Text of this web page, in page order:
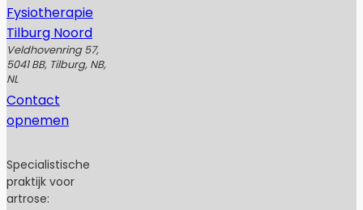
Fysiotherapie
Tilburg Noord
Veldhovenring 57,
5041 BB, Tilburg, NB,
NL
Contact
opnemen
Specialistische
praktijk voor
artrose: